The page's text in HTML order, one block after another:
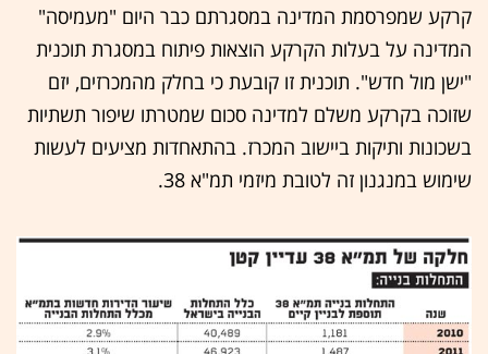
קרקע שמפרסמת המדינה במסגרתם כבר היום "מעמיסה"
המדינה על בעלות הקרקע הוצאות פיתוח במסגרת תוכנית
"ישן מול חדש". תוכנית זו קובעת כי בחלק מהמכרזים, יזם
שזוכה בקרקע משלם למדינה סכום שמטרתו שיפור תשתיות
בשכונות ותיקות ביישוב המכרז. בהתאחדות מציעים לעשות
שימוש במנגנון זה לטובת מיזמי תמ"א 38.